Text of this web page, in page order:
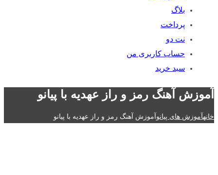
بلاگ
پرداخت
نت دو
حساب کاربری من
سبد خرید
آموزش آهنگ رمز و راز عهدیه با پیانو
خانهآموزش های پیانوآموزش آهنگ رمز و راز عهدیه با پیانو